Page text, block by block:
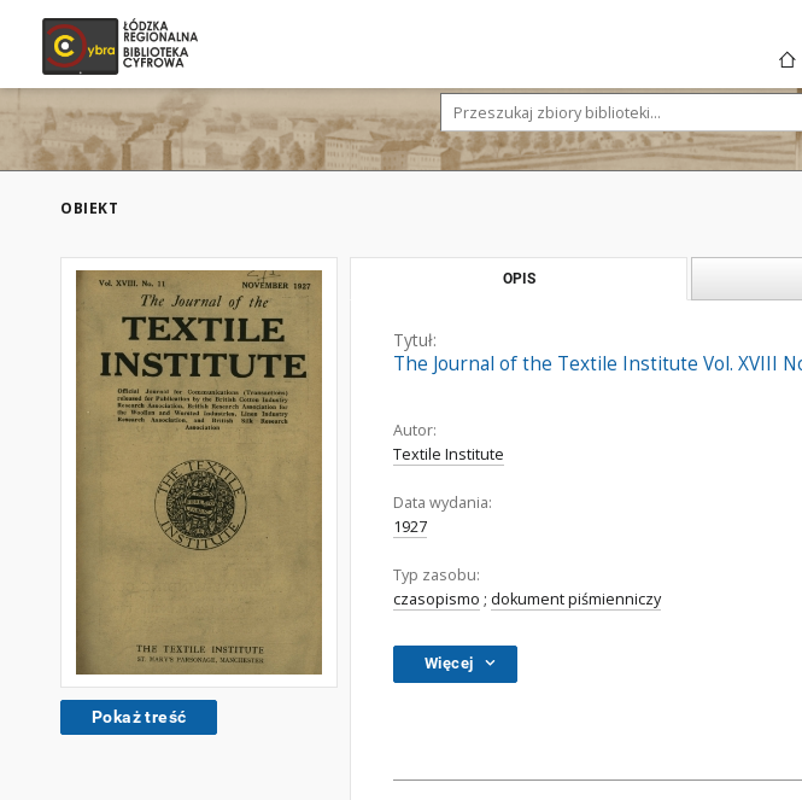
OBIEKT
Pokaż treść
OPIS
Tytuł:
The Journal of the Textile Institute Vol. XVIII
Autor:
Textile Institute
Data wydania:
1927
Typ zasobu:
czasopismo ; dokument piśmienniczy
Więcej